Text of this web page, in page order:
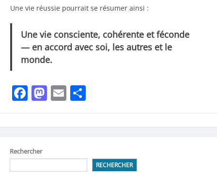
Une vie réussie pourrait se résumer ainsi :
Une vie consciente, cohérente et féconde
— en accord avec soi, les autres et le
monde.
Facebook
Mastodon
Email
Rechercher
RECHERCHER